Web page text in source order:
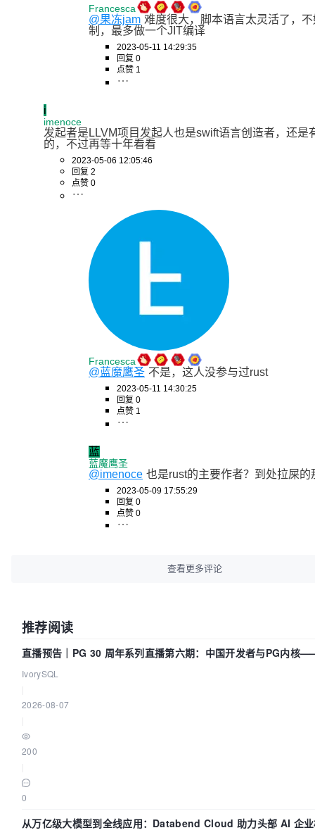
Francesca
@果冻jam 难度很大，脚本语言太灵活了，
制，最多做一个JIT编译
2023-05-11 14:29:35
回复 0
点赞 1
i
imenoce
发起者是LLVM项目发起人也是swift语言创造者，还是
的，不过再等十年看看
2023-05-06 12:05:46
回复 2
点赞 0
Francesca
@蓝魔鹰圣 不是，这人没参与过rust
2023-05-11 14:30:25
回复 0
点赞 1
蓝
蓝魔鹰圣
@imenoce 也是rust的主要作者？到处拉屎的
2023-05-09 17:55:29
回复 0
点赞 0
查看更多评论
推荐阅读
直播预告｜PG 30 周年系列直播第六期：中国开发者与PG内核
动吗？我们贡献了什么？
IvorySQL
2026-08-07
200
0
从万亿级大模型到全线应用：Databend Cloud 助力头部 AI 企